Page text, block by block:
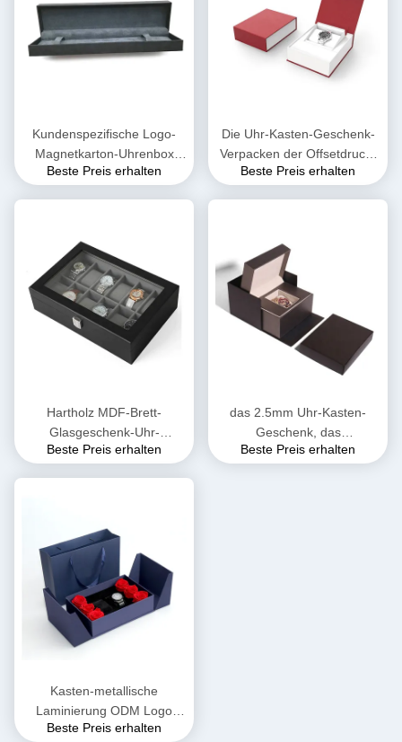
Kundenspezifische Logo-
Magnetkarton-Uhrenbox
Metallic-Laminierung
Beste Preis erhalten
Die Uhr-Kasten-Geschenk-
Verpacken der Offsetdruck-
handgemachten Männer
Beste Preis erhalten
Hartholz MDF-Brett-
Glasgeschenk-Uhr-
Schmuckkästchen EVA
Beste Preis erhalten
das 2.5mm Uhr-Kasten-
Geschenk, das
zusammenklappbare
Beste Preis erhalten
Kasten-metallische
Laminierung ODM Logo
Magnetic Packaging
Beste Preis erhalten